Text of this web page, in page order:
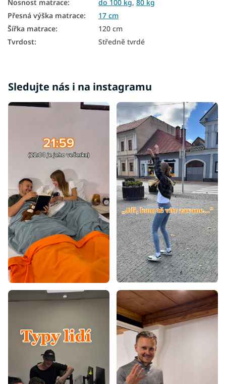
Matrace na polohovatelný rošt
Matrace podle tvrdosti
Tvrdé matrace
Antialergické matrace
Antibakteriální matrace
Pružinové matrace 120x200
Ortopedické matrace 120x200
Levné matrace 120x200
Matrace tvrdost H3
Tvrdé matrace 120x200
Matrace Aloe Vera 120x200
Matrace - výška 17 cm
Matrace podle nosnosti do 100 kg
Nosnost matrace: do 100 kg, 80 kg
Přesná výška matrace:
17 cm
Šířka matrace:
120 cm
Tvrdost: Středně tvrdé
Sledujte nás i na instagramu